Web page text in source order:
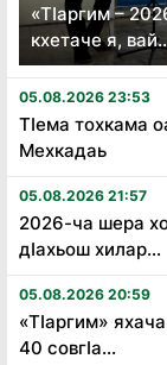
«Тӏаргим –
кхетаче я,
05.08.2026 23:53
Тӏема тохкама
Мехкадаь
05.08.2026 21:57
2026-ча шера
дӏахьош хилар...
05.08.2026 20:59
«Тӏаргим»
40 совгӏа...